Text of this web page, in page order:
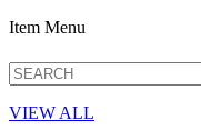
Item Menu
VIEW ALL